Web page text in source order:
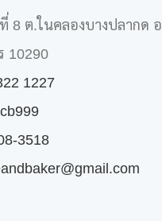
8 ต.ในคลองบางปลากด
10290
1227
3518